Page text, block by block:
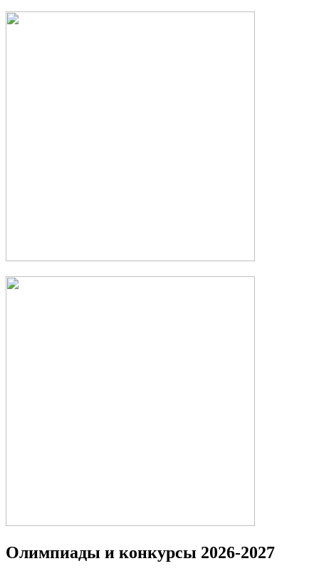
Олимпиады и конкурсы 2026-2027